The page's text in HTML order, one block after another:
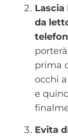
da
prima
occhi
e
Evita